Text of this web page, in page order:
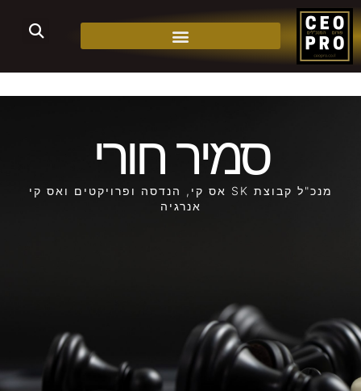
סמיר חורי
מנכ"ל קבוצת SK אס קי, הנדסה ופרויקטים ואס קי
אנרגיה